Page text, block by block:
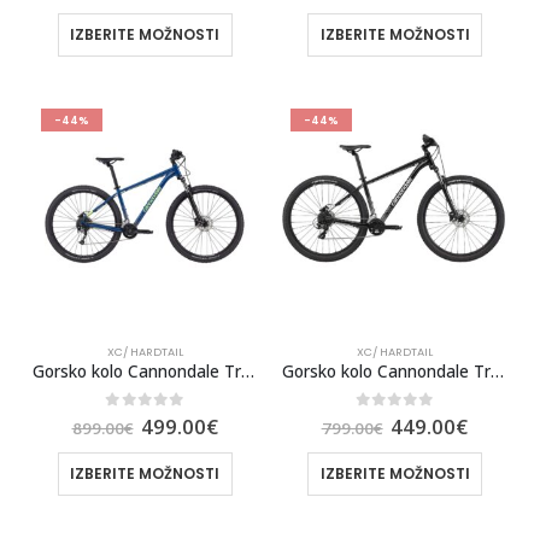
IZBERITE MOŽNOSTI IZBERITE MOŽNOSTI
-44%
XC/ HARDTAIL
Gorsko kolo Cannondale Trail 6 23 ABB
out of 5
899.00€ 499.00€
IZBERITE MOŽNOSTI
-44%
XC/ HARDTAIL
Gorsko kolo Cannondale Trail 7 23 BLK
out of 5
799.00€ 449.00€
IZBERITE MOŽNOSTI